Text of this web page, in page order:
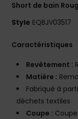
Short de bain
Style EQBJV03517
Caractéristiques
Revêtement :
Matière :
Fabriqué à
déchets textiles
Coupe :